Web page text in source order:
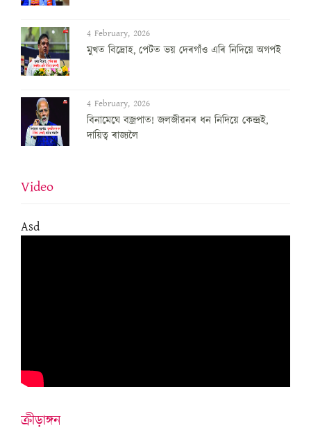
4 February, 2026
মুখত বিদ্ৰোহ, পেটত ভয় দেৰগাঁও এৰি নিদিয়ে অগপই
4 February, 2026
বিনামেঘে বজ্ৰপাত! জলজীৱনৰ ধন নিদিয়ে কেন্দ্ৰই,
দায়িত্ব ৰাজ্যলৈ
Video
Asd
ক্ৰীড়াঙ্গন